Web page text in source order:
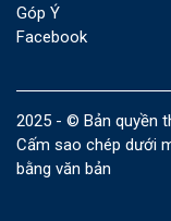
Góp Ý
Facebook
2025 - © Bản quyền
Cấm sao chép dưới
bằng văn bản